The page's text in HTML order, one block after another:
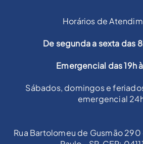
Horários de
De segunda a sexta das
Emergencial das 19h
Sábados, domingos e
emergencial
Rua Bartolomeu de Gusmão 290